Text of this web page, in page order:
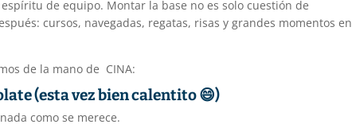
de equipo. Montar la base no es solo cuestión de
cursos, navegadas, regatas, risas y grandes momentos en
de la mano de CINA:
(esta vez bien calentito😄)
como se merece.